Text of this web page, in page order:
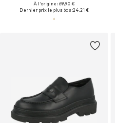
À l'origine : 69,90 €
Dernier prix le plus bas :24,21 €